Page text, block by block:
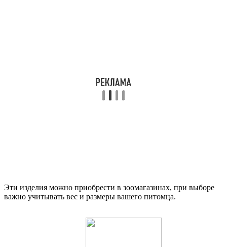
Эти изделия можно приобрести в зоомагазинах, при выборе
важно учитывать вес и размеры вашего питомца.